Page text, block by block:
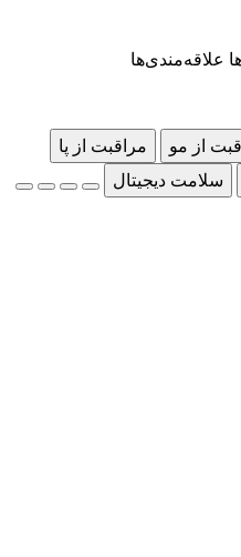
علاقه‌مندی‌ها
از مو
مراقبت از پا
سلامت دیجیتال